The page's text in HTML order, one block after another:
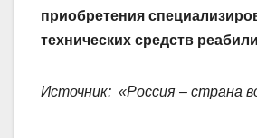
приобретения
технических средств
Источник: «Россия – страна